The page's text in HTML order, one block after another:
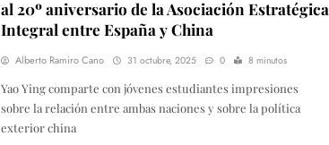
al 20º aniversario de la Asociación Estratégica
Integral entre España y China
Alberto Ramiro Cano 31 octubre, 2025 0 8 minutos
Yao Ying comparte con jóvenes estudiantes impresiones
sobre la relación entre ambas naciones y sobre la política
exterior china